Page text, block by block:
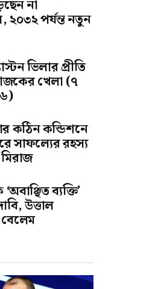
না
২০৩২ পর্যন্ত নতুন
ভিলার প্রীতি
খেলা (৭
কঠিন কন্ডিশনে
সাফল্যের রহস্য
ব্যক্তি’
উত্তাল